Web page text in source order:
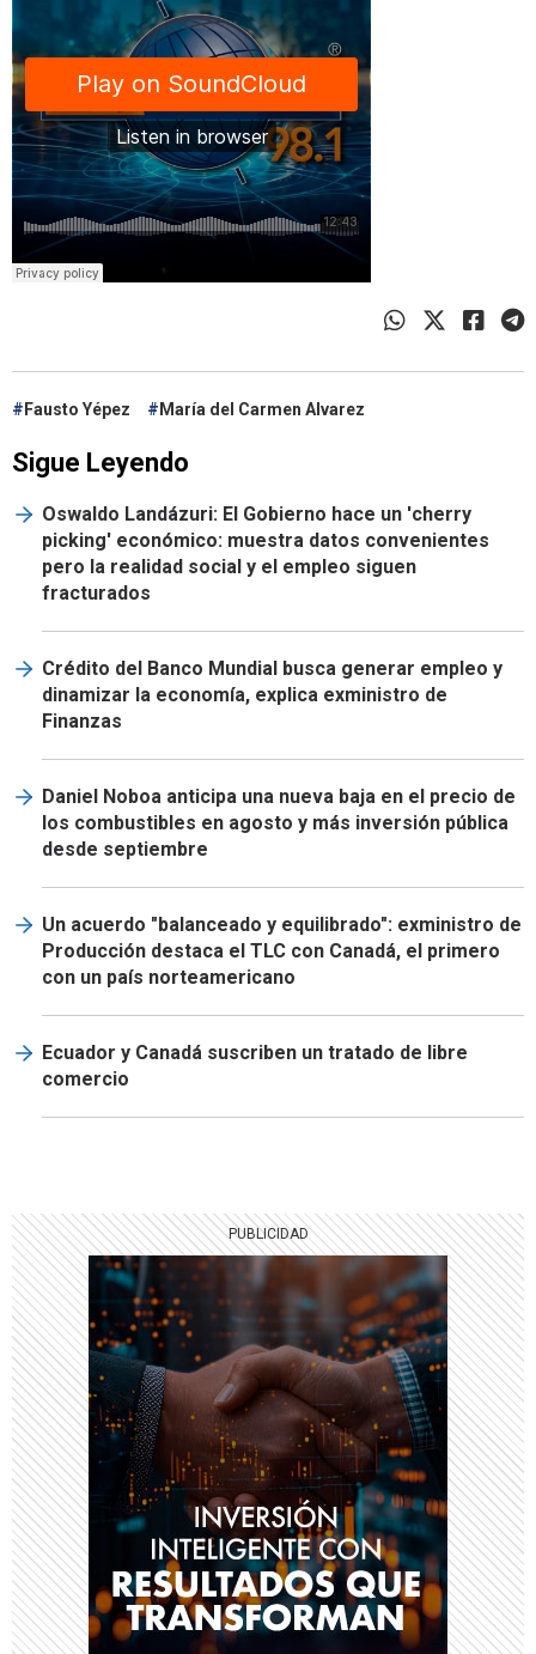
Fausto Yépez María del Carmen Alvarez
Sigue Leyendo
Oswaldo Landázuri: El Gobierno hace un 'cherry
picking' económico: muestra datos convenientes
pero la realidad social y el empleo siguen
fracturados
Crédito del Banco Mundial busca generar empleo y
dinamizar la economía, explica exministro de
Finanzas
Daniel Noboa anticipa una nueva baja en el precio de
los combustibles en agosto y más inversión pública
desde septiembre
Un acuerdo "balanceado y equilibrado": exministro de
Producción destaca el TLC con Canadá, el primero
con un país norteamericano
Ecuador y Canadá suscriben un tratado de libre
comercio